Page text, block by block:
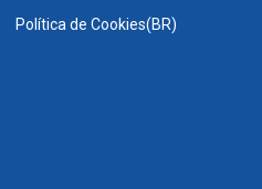
Política de Cookies(BR)